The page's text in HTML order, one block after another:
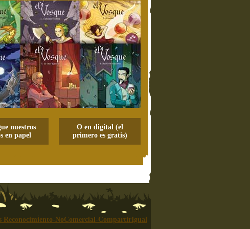
nuestros
en papel
O en digital (el
primero es gratis)
Reconocimiento-NoComercial-CompartirIgual